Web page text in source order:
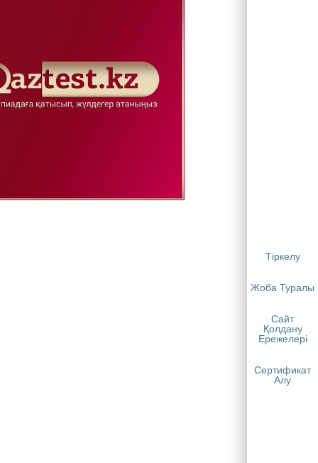
Тіркелу
Жоба Туралы
Сайт
Қолдану
Ережелері
Сертификат
Алу